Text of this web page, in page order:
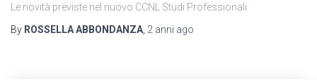
Le novità previste nel nuovo CCNL Studi Professionali
By ROSSELLA ABBONDANZA 2 anni ago